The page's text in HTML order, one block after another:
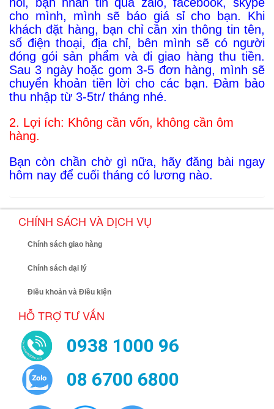
cho mình, mình sẽ báo giá sỉ cho bạn. Khi
khách đặt hàng, bạn chỉ cần xin thông tin tên,
số điện thoại, địa chỉ, bên mình sẽ có người
đóng gói sản phẩm và đi giao hàng thu tiền.
Sau 3 ngày hoặc gom 3-5 đơn hàng, mình sẽ
chuyển khoản tiền lời cho các bạn. Đảm bảo
thu nhập từ 3-5tr/ tháng nhé.
2. Lợi ích: Không cần vốn, không cần ôm
hàng.
Bạn còn chần chờ gì nữa, hãy đăng bài ngay
hôm nay để cuối tháng có lương nào.
CHÍNH SÁCH VÀ DỊCH VỤ
Chính sách giao hàng
Chính sách đại lý
Điều khoản và Điều kiện
HỖ TRỢ TƯ VẤN
0938 1000 96
08 6700 6800